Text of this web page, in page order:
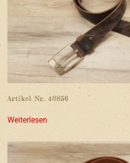
Artikel Nr. 40856
Weiterlesen